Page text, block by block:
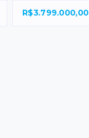
R$3.799.000,00